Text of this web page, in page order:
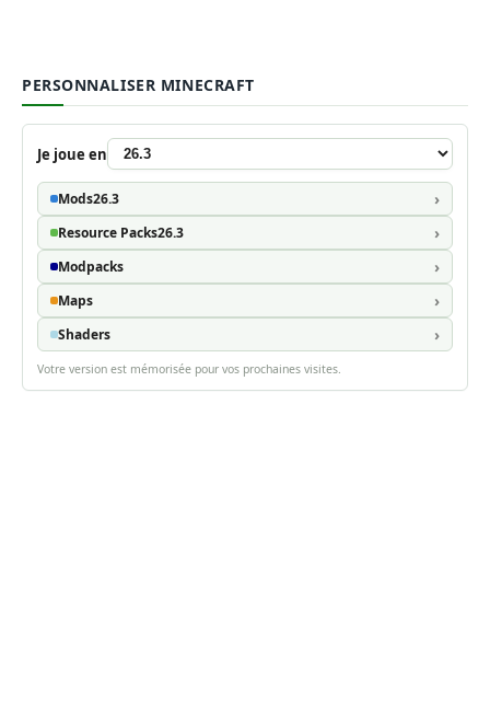
PERSONNALISER MINECRAFT
Je joue en
Mods26.3
Resource Packs26.3
Modpacks
Maps
Shaders
Votre version est mémorisée pour vos prochaines visites.